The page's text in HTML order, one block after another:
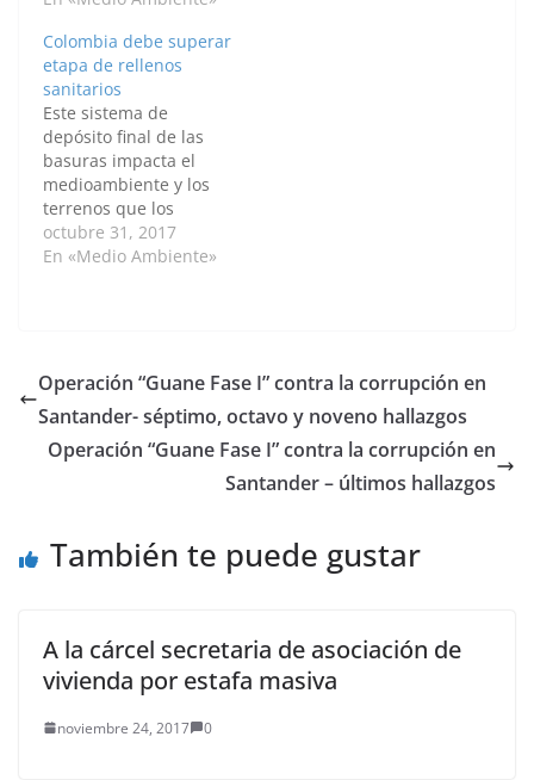
energía los materiales
orgánicos que cada día
llegan a este lugar de
Bogotá. Óscar Suárez,
profesor de la
Universidad Nacional
de Colombia (U.N.)
Sede Orinoquia,
explica que el
biodigestor captura…
Colombia debe superar
etapa de rellenos
sanitarios
Este sistema de
depósito final de las
basuras impacta el
medioambiente y los
terrenos que los
albergan, por el
deterioro del suelo y
descomposición de la
materia orgánica, que
van a la atmósfera. La
falta de una buena
octubre 31, 2017
En «Medio Ambiente»
Operación “Guane Fase I” contra la corrupción en
Santander- séptimo, octavo y noveno hallazgos
Operación “Guane Fase I” contra la corrupción en
Santander – últimos hallazgos
También te puede gustar
A la cárcel secretaria de asociación de
vivienda por estafa masiva
noviembre 24, 2017 0